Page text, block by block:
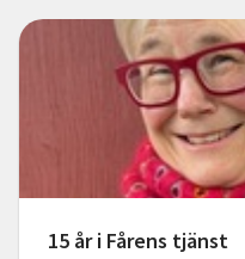
15 år i Fårens tjänst